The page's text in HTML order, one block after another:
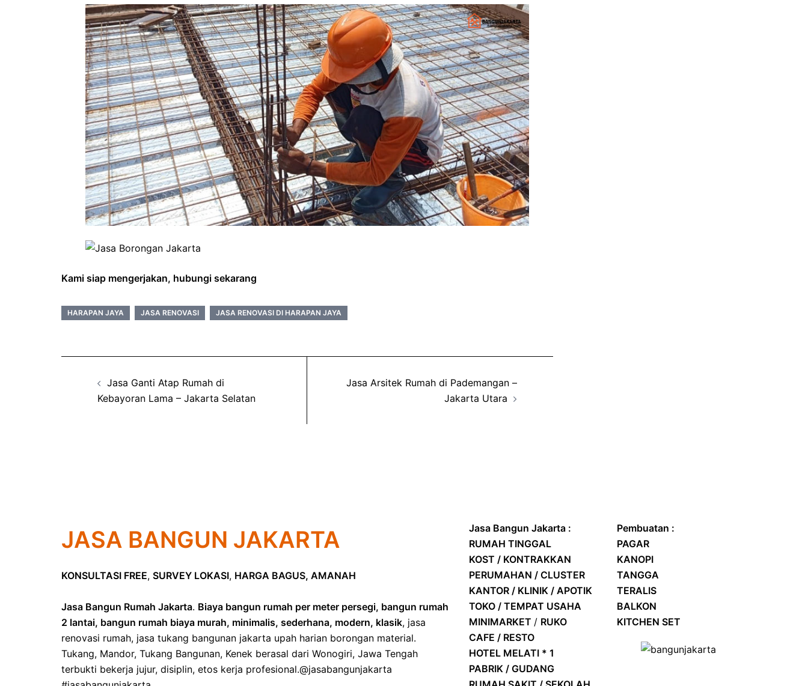
Kami siap mengerjakan, hubungi sekarang
HARAPAN JAYA JASA RENOVASI JASA RENOVASI DI HARAPAN JAYA
navigation
Jasa Ganti Atap Rumah di
Kebayoran Lama – Jakarta Selatan
Jasa Arsitek Rumah di Pademangan –
Jakarta Utara
JASA BANGUN JAKARTA
KONSULTASI FREE, SURVEY LOKASI, HARGA BAGUS, AMANAH
Jasa Bangun Rumah Jakarta. Biaya bangun rumah per meter persegi, bangun rumah
2 lantai, bangun rumah biaya murah, minimalis, sederhana, modern, klasik, jasa
renovasi rumah, jasa tukang bangunan jakarta upah harian borongan material.
Tukang, Mandor, Tukang Bangunan, Kenek berasal dari Wonogiri, Jawa Tengah
terbukti bekerja jujur, disiplin, etos kerja profesional.@jasabangunjakarta
Jasa Bangun Jakarta :
RUMAH TINGGAL
KOST / KONTRAKKAN
PERUMAHAN / CLUSTER
KANTOR / KLINIK / APOTIK
TOKO / TEMPAT USAHA
MINIMARKET / RUKO
CAFE / RESTO
HOTEL MELATI * 1
PABRIK / GUDANG
Pembuatan :
PAGAR
KANOPI
TANGGA
TERALIS
BALKON
KITCHEN SET